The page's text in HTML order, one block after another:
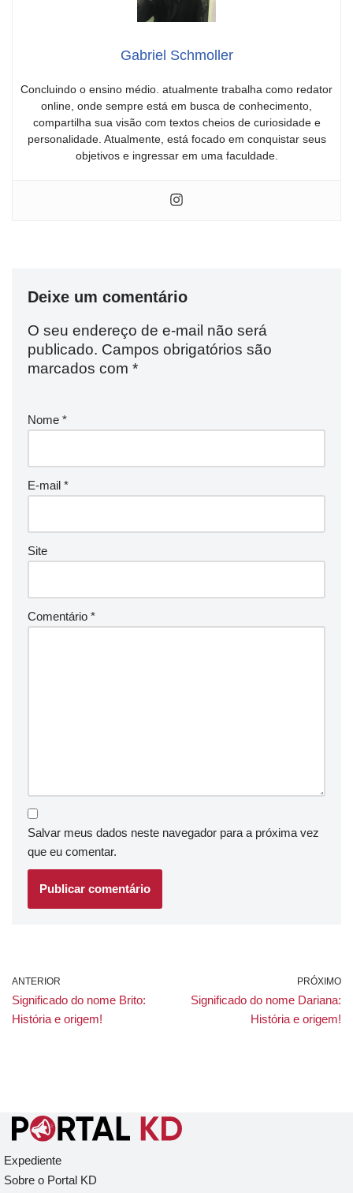
Gabriel Schmoller
Concluindo o ensino médio. atualmente trabalha como redator
online, onde sempre está em busca de conhecimento,
compartilha sua visão com textos cheios de curiosidade e
personalidade. Atualmente, está focado em conquistar seus
objetivos e ingressar em uma faculdade.
Deixe um comentário
O seu endereço de e-mail não será
publicado. Campos obrigatórios são
marcados com *
Nome *
E-mail *
Site
Comentário *
Salvar meus dados neste navegador para a próxima vez
que eu comentar.
ANTERIOR
Significado do nome Brito:
História e origem!
PRÓXIMO
Significado do nome Dariana:
História e origem!
Expediente
Sobre o Portal KD